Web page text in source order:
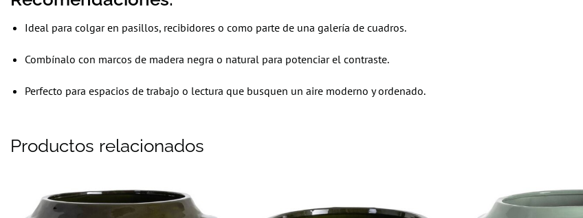
Ideal para colgar en pasillos, recibidores o como parte de una galería de cuadros.
Combínalo con marcos de madera negra o natural para potenciar el contraste.
Perfecto para espacios de trabajo o lectura que busquen un aire moderno y ordenado.
Productos relacionados